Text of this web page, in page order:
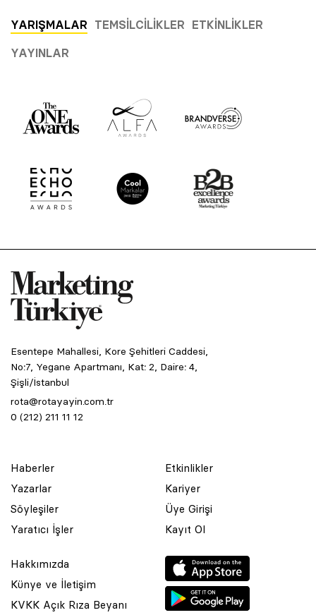
YARIŞMALAR TEMSILCILIKLER ETKINLIKLER
YAYINLAR
Esentepe Mahallesi, Kore Şehitleri Caddesi,
No:7, Yegane Apartmanı, Kat: 2, Daire: 4,
Şişli/İstanbul
rota@rotayayin.com.tr
0 (212) 211 11 12
Haberler
Yazarlar
Söyleşiler
Yaratıcı İşler
Etkinlikler
Kariyer
Üye Girişi
Kayıt Ol
Hakkımızda
Künye ve İletişim
KVKK Açık Rıza Beyanı